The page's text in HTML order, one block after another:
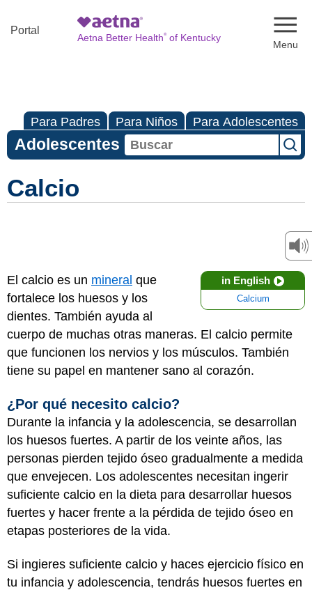
Portal
Aetna Better Health®of Kentucky
Para Padres Para Niños Para Adolescentes
Adolescentes
Calcio
in English
Calcium
El calcio es un mineral que
fortalece los huesos y los
dientes. También ayuda al
cuerpo de muchas otras maneras. El calcio permite
que funcionen los nervios y los músculos. También
tiene su papel en mantener sano al corazón.
¿Por qué necesito calcio?
Durante la infancia y la adolescencia, se desarrollan
los huesos fuertes. A partir de los veinte años, las
personas pierden tejido óseo gradualmente a medida
que envejecen. Los adolescentes necesitan ingerir
suficiente calcio en la dieta para desarrollar huesos
fuertes y hacer frente a la pérdida de tejido óseo en
etapas posteriores de la vida.
Si ingieres suficiente calcio y haces ejercicio físico en
tu infancia y adolescencia, tendrás huesos fuertes en